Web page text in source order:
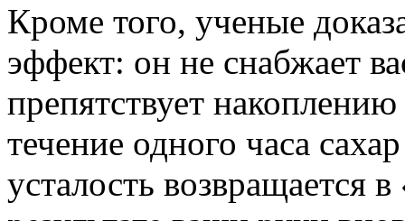
Кроме того, ученые
эффект: он не снабжает
препятствует
течение одного часа
усталость возвращается